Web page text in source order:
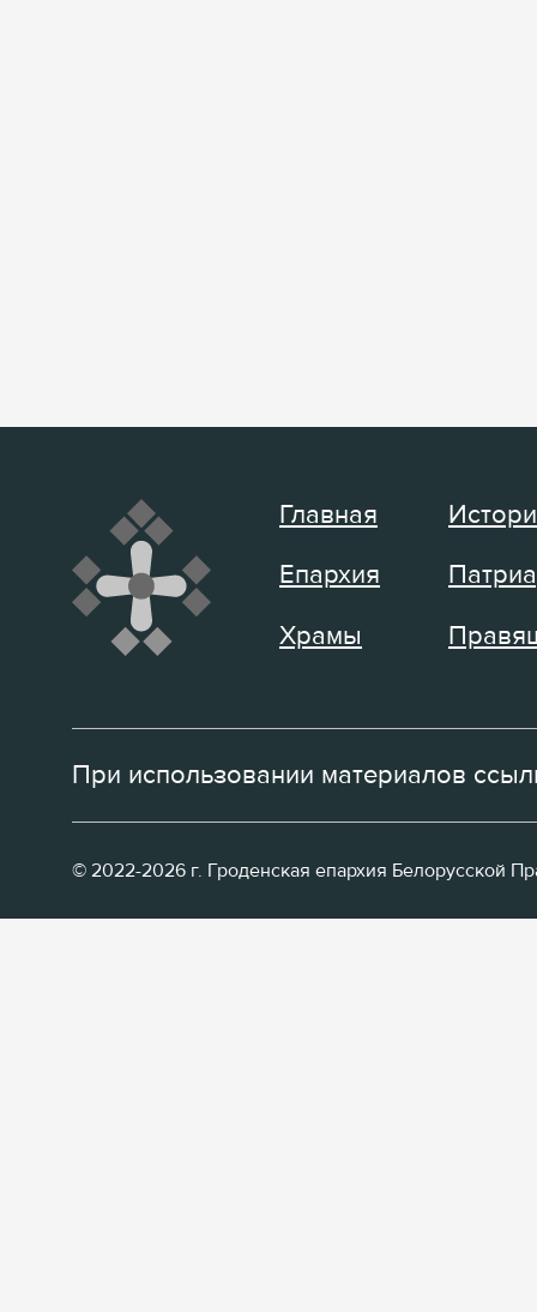
Главная
Епархия
Храмы
При использовании материалов
© 2022-2026 г. Гроденская епархия Белорусской